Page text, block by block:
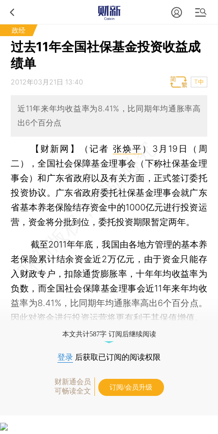
政经
过去11年全国社保基金投资收益成
绩单
2012年03月21日 13:40 T中
近11年来年均收益率为8.41%，比同期年均通胀率高
出6个百分点
【财新网】（记者 张焕平 ） 3月19日（周
二），全国社会保障基金理事会（下称社保基金理
事会）和广东省政府以及有关方面，正式签订委托
投资协议。广东省政府委托社保基金理事会就广东
省基本养老保险结存资金中的1000亿元进行投资运
营，资金将分批到位，委托投资期限暂定两年。
截至2011年年底，我国由各地方管理的基本养
老保险累计结余资金近2万亿元，由于资金只能存
入财政专户，扣除通货膨胀率，十年年均收益率为
负数，而全国社会保障基金理事会近11年来年均收
益率为8.41%，比同期年均通胀率高出6个百分点。
因此对资金进行投资运营将更有利于其保值增值。
本文共计587字 订阅后继续阅读
登录 后获取已订阅的阅读权限
财新通会员
可畅读全文
订阅/会员升级